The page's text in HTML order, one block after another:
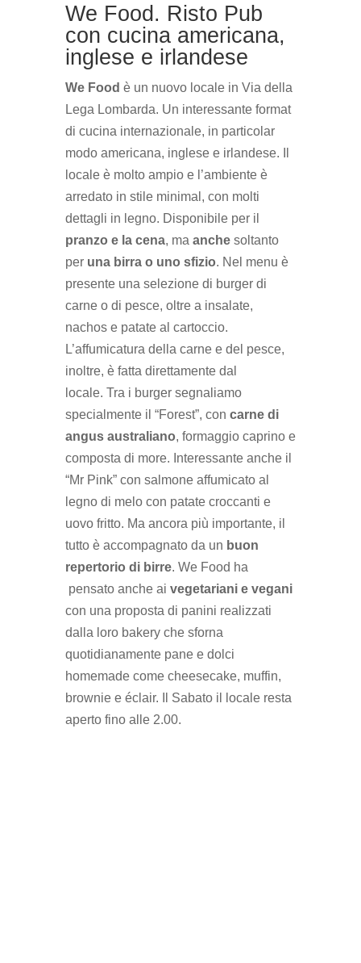
We Food. Risto Pub
con cucina americana,
inglese e irlandese
We Food è un nuovo locale in Via della
Lega Lombarda. Un interessante format
di cucina internazionale, in particolar
modo americana, inglese e irlandese. Il
locale è molto ampio e l’ambiente è
arredato in stile minimal, con molti
dettagli in legno. Disponibile per il
pranzo e la cena, ma anchesoltanto
per una birra o uno sfizio. Nel menu è
presente una selezione di burger di
carne o di pesce, oltre a insalate,
nachos e patate al cartoccio.
L’affumicatura della carne e del pesce,
inoltre, è fatta direttamente dal
locale. Tra i burger segnaliamo
specialmente il “Forest”, con carne di
angus australiano, formaggio caprino e
composta di more. Interessante anche il
“Mr Pink” con salmone affumicato al
legno di melo con patate croccanti e
uovo fritto. Ma ancora più importante, il
tutto è accompagnato da un buon
repertorio di birre. We Food ha
pensato anche ai vegetariani e vegani
con una proposta di panini realizzati
dalla loro bakery che sforna
quotidianamente pane e dolci
homemade come cheesecake, muffin,
brownie e éclair. Il Sabato il locale resta
aperto fino alle 2.00.